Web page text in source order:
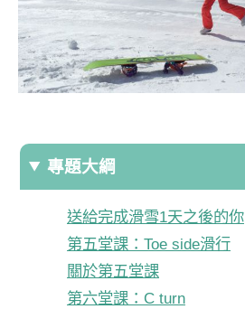
專題大綱
送給完成滑雪1天之後的你
第五堂課：Toe side滑行
關於第五堂課
第六堂課：C turn